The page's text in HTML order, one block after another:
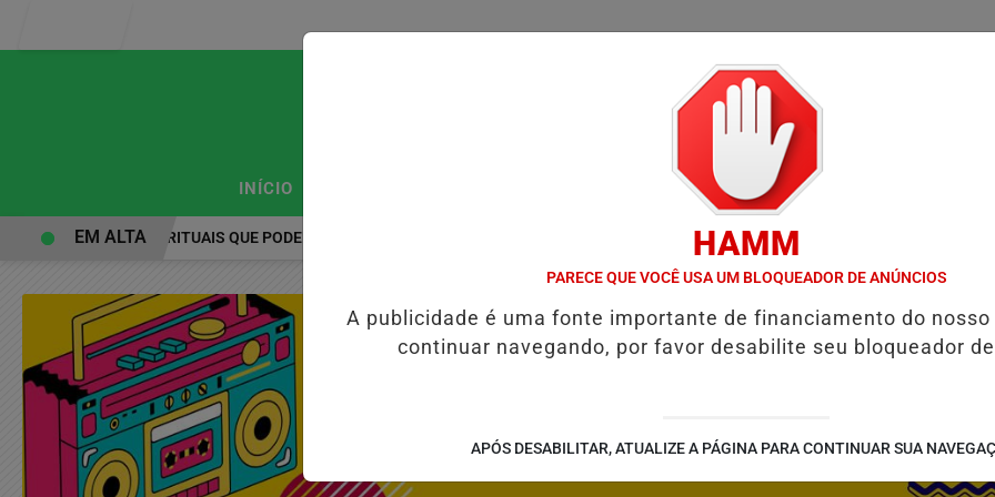
INÍCIO COLUNAS EMPREGOS
PRÁTICAS ESPIRITUAIS QUE PODEM FORTALECER A SAÚDE MENTAL E RESTAURAR O EQUILÍBRIO EMOCIONAL FIM DA COPA DO
EM ALTA HAMM
PARECE QUE VOCÊ USA UM BLOQUEADOR DE ANÚNCIOS
A publicidade é uma fonte importante de financiamento do nosso
continuar navegando, por favor desabilite seu bloqueador
APÓS DESABILITAR, ATUALIZE A PÁGINA PARA CONTINUAR SUA